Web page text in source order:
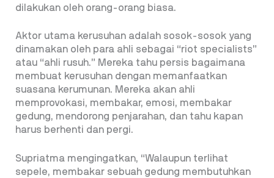
dilakukan oleh orang-orang biasa.
Aktor utama kerusuhan adalah sosok-sosok yang
dinamakan oleh para ahli sebagai “riot specialists”
atau “ahli rusuh.” Mereka tahu persis bagaimana
membuat kerusuhan dengan memanfaatkan
suasana kerumunan. Mereka akan ahli
memprovokasi, membakar, emosi, membakar
gedung, mendorong penjarahan, dan tahu kapan
harus berhenti dan pergi.
Supriatma mengingatkan, “Walaupun terlihat
sepele, membakar sebuah gedung membutuhkan